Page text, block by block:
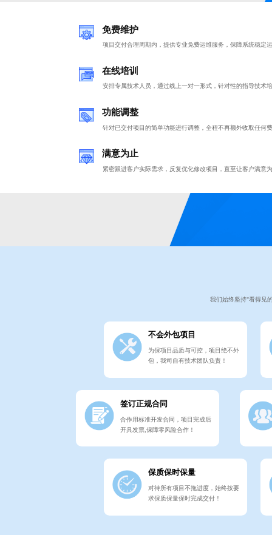
免费维护
项目交付合理周期内，提供专业免费运维服务，保障系统稳定
在线培训
安排专属技术人员，通过线上一对一形式，针对性的指导技术
功能调整
针对已交付项目的简单功能进行调整，全程不再额外收取任何
满意为止
紧密跟进客户实际需求，反复优化修改项目，直至让客户满意
我们始终坚持"看得见
不会外包项目
为保项目品质与可控，项目绝不外
包，我司自有技术团队负责！
签订正规合同
合作用标准开发合同，项目完成后
开具发票,保障零风险合作！
保质保时保量
对待所有项目不拖进度，始终按要
求保质保量保时完成交付！